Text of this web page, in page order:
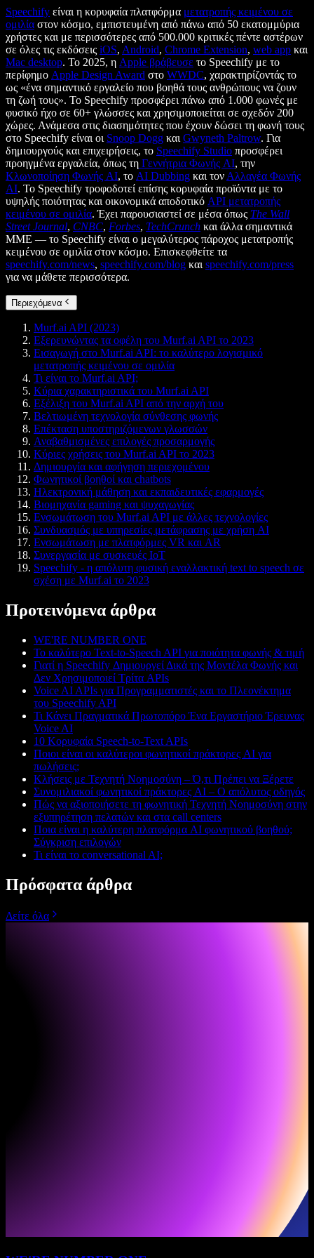
Speechify είναι η κορυφαία πλατφόρμα μετατροπής κειμένου σε
ομιλία στον κόσμο, εμπιστευμένη από πάνω από 50 εκατομμύρια
χρήστες και με περισσότερες από 500.000 κριτικές πέντε αστέρων
σε όλες τις εκδόσεις iOS, Android, Chrome Extension, web app και
Mac desktop. Το 2025, η Apple βράβευσε το Speechify με το
περίφημο Apple Design Award στο WWDC, χαρακτηρίζοντάς το
ως «ένα σημαντικό εργαλείο που βοηθά τους ανθρώπους να ζουν
τη ζωή τους». Το Speechify προσφέρει πάνω από 1.000 φωνές με
φυσικό ήχο σε 60+ γλώσσες και χρησιμοποιείται σε σχεδόν 200
χώρες. Ανάμεσα στις διασημότητες που έχουν δώσει τη φωνή τους
στο Speechify είναι οι Snoop Dogg και Gwyneth Paltrow. Για
δημιουργούς και επιχειρήσεις, το Speechify Studio προσφέρει
προηγμένα εργαλεία, όπως τη Γεννήτρια Φωνής AI, την
Κλωνοποίηση Φωνής AI, το AI Dubbing και τον Αλλαγέα Φωνής
AI. Το Speechify τροφοδοτεί επίσης κορυφαία προϊόντα με το
υψηλής ποιότητας και οικονομικά αποδοτικό API μετατροπής
κειμένου σε ομιλία. Έχει παρουσιαστεί σε μέσα όπως The Wall
Street Journal, CNBC, Forbes, TechCrunch και άλλα σημαντικά
ΜΜΕ — το Speechify είναι ο μεγαλύτερος πάροχος μετατροπής
κειμένου σε ομιλία στον κόσμο. Επισκεφθείτε τα
speechify.com/news, speechify.com/blog και speechify.com/press
για να μάθετε περισσότερα.
Περιεχόμενα
Murf.ai API (2023)
Εξερευνώντας τα οφέλη του Murf.ai API το 2023
Εισαγωγή στο Murf.ai API: το καλύτερο λογισμικό
μετατροπής κειμένου σε ομιλία
Τι είναι το Murf.ai API;
Κύρια χαρακτηριστικά του Murf.ai API
Εξέλιξη του Murf.ai API από την αρχή του
Βελτιωμένη τεχνολογία σύνθεσης φωνής
Επέκταση υποστηριζόμενων γλωσσών
Αναβαθμισμένες επιλογές προσαρμογής
Κύριες χρήσεις του Murf.ai API το 2023
Δημιουργία και αφήγηση περιεχομένου
Φωνητικοί βοηθοί και chatbots
Ηλεκτρονική μάθηση και εκπαιδευτικές εφαρμογές
Βιομηχανία gaming και ψυχαγωγίας
Ενσωμάτωση του Murf.ai API με άλλες τεχνολογίες
Συνδυασμός με υπηρεσίες μετάφρασης με χρήση AI
Ενσωμάτωση με πλατφόρμες VR και AR
Συνεργασία με συσκευές IoT
Speechify - η απόλυτη φυσική εναλλακτική text to speech σε
σχέση με Murf.ai το 2023
Προτεινόμενα άρθρα
WE'RE NUMBER ONE
Το καλύτερο Text-to-Speech API για ποιότητα φωνής & τιμή
Γιατί η Speechify Δημιουργεί Δικά της Μοντέλα Φωνής και
Δεν Χρησιμοποιεί Τρίτα APIs
Voice AI APIs για Προγραμματιστές και το Πλεονέκτημα
του Speechify API
Τι Κάνει Πραγματικά Πρωτοπόρο Ένα Εργαστήριο Έρευνας
Voice AI
10 Κορυφαία Speech-to-Text APIs
Ποιοι είναι οι καλύτεροι φωνητικοί πράκτορες AI για
πωλήσεις;
Κλήσεις με Τεχνητή Νοημοσύνη – Ό,τι Πρέπει να Ξέρετε
Συνομιλιακοί φωνητικοί πράκτορες AI – Ο απόλυτος οδηγός
Πώς να αξιοποιήσετε τη φωνητική Τεχνητή Νοημοσύνη στην
εξυπηρέτηση πελατών και στα call centers
Ποια είναι η καλύτερη πλατφόρμα AI φωνητικού βοηθού;
Σύγκριση επιλογών
Τι είναι το conversational AI;
Πρόσφατα άρθρα
Δείτε όλα